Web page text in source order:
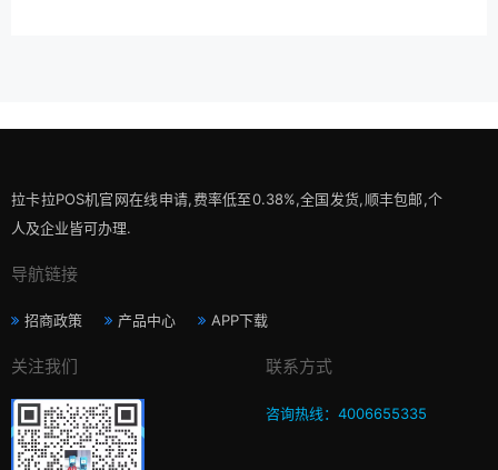
拉卡拉POS机官网在线申请,费率低至0.38%,全国发货,顺丰包邮,个
人及企业皆可办理.
导航链接
招商政策 产品中心 APP下载
关注我们 联系方式
咨询热线：4006655335